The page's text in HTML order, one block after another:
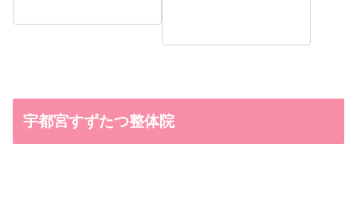
宇都宮すずたつ整体院